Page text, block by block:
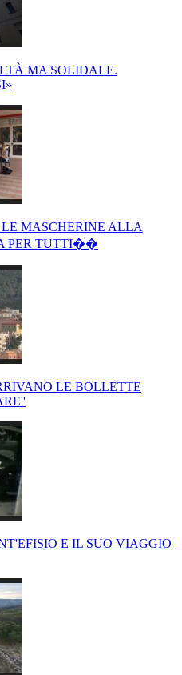
MA SOLIDALE.
MASCHERINE ALLA
PER TUTTI��
LE BOLLETTE
E IL SUO VIAGGIO